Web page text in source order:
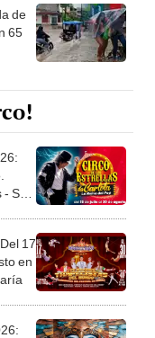
de
65
San
17
en